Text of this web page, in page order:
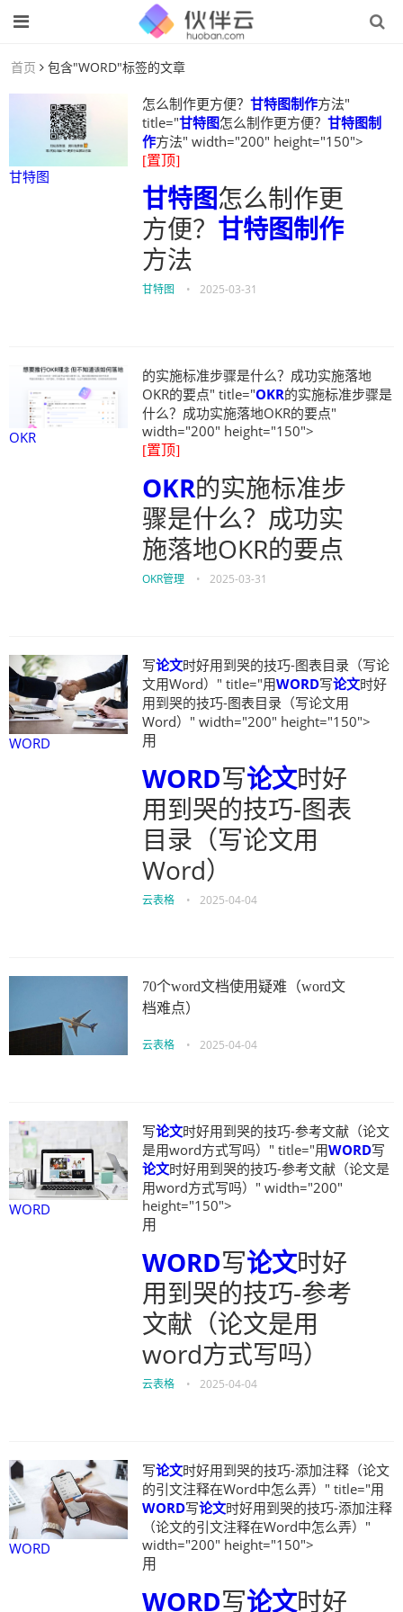
首页 包含"WORD"标签的文章
甘特图
怎么制作更方便？ 甘特图制作方法"
title="甘特图怎么制作更方便？ 甘特图制
作方法" width="200" height="150">
[置顶]
甘特图怎么制作更
方便？ 甘特图制作
方法
甘特图 • 2025-03-31
OKR
的实施标准步骤是什么？成功实施落地
OKR的要点" title="OKR的实施标准步骤是
什么？成功实施落地OKR的要点"
width="200" height="150">
[置顶]
OKR的实施标准步
骤是什么？成功实
施落地OKR的要点
OKR管理 • 2025-03-31
WORD
写论文时好用到哭的技巧-图表目录（写论
文用Word）" title="用WORD写论文时好
用到哭的技巧-图表目录（写论文用
Word）" width="200" height="150">
用
WORD写论文时好
用到哭的技巧-图表
目录（写论文用
Word）
云表格 • 2025-04-04
70个word文档使用疑难（word文
档难点）
云表格 • 2025-04-04
WORD
写论文时好用到哭的技巧-参考文献（论文
是用word方式写吗）" title="用WORD写
论文时好用到哭的技巧-参考文献（论文是
用word方式写吗）" width="200"
height="150">
用
WORD写论文时好
用到哭的技巧-参考
文献（论文是用
word方式写吗）
云表格 • 2025-04-04
WORD
写论文时好用到哭的技巧-添加注释（论文
的引文注释在Word中怎么弄）" title="用
WORD写论文时好用到哭的技巧-添加注释
（论文的引文注释在Word中怎么弄）"
width="200" height="150">
用
WORD写论文时好